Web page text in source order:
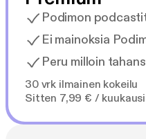
Podimon
Ei mainoksia
Peru milloin
30 vrk ilmainen kokeilu
Sitten 7,99 € / kuukausi